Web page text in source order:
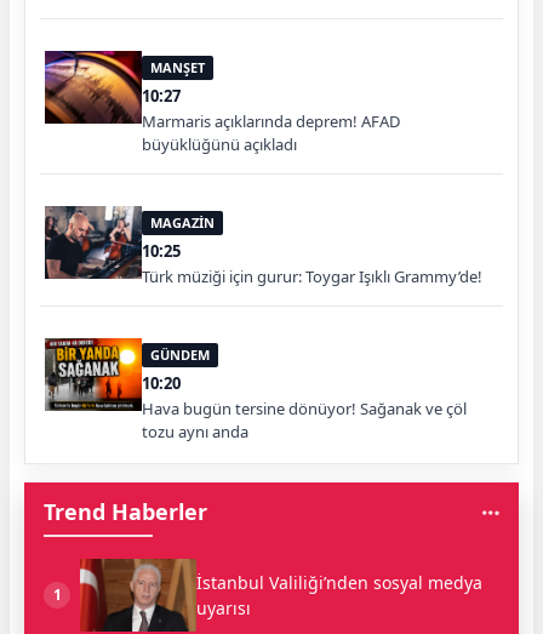
MANŞET
10:27
Marmaris açıklarında deprem! AFAD
büyüklüğünü açıkladı
MAGAZİN
10:25
Türk müziği için gurur: Toygar Işıklı Grammy’de!
GÜNDEM
10:20
Hava bugün tersine dönüyor! Sağanak ve çöl
tozu aynı anda
Trend Haberler
1
İstanbul Valiliği’nden sosyal medya
uyarısı